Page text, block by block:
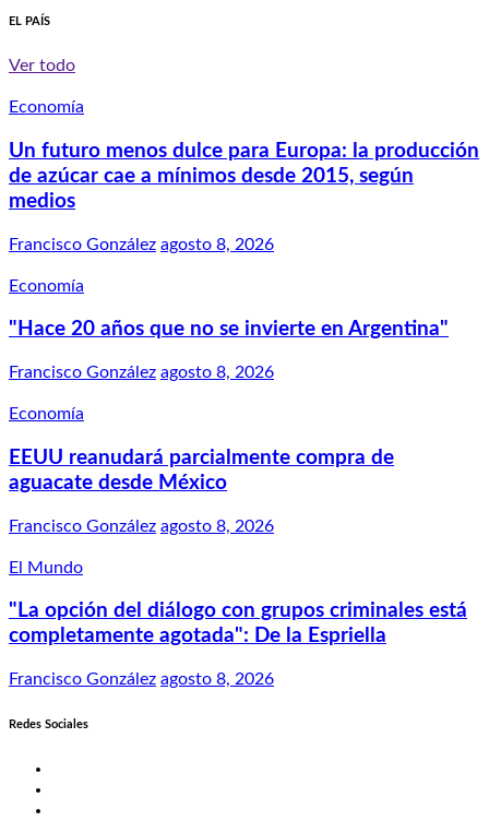
EL PAÍS
Ver todo
Economía
Un futuro menos dulce para Europa: la producción
de azúcar cae a mínimos desde 2015, según
medios
Francisco González agosto 8, 2026
Economía
"Hace 20 años que no se invierte en Argentina"
Francisco González agosto 8, 2026
Economía
EEUU reanudará parcialmente compra de
aguacate desde México
Francisco González agosto 8, 2026
El Mundo
"La opción del diálogo con grupos criminales está
completamente agotada": De la Espriella
Francisco González agosto 8, 2026
Redes Sociales